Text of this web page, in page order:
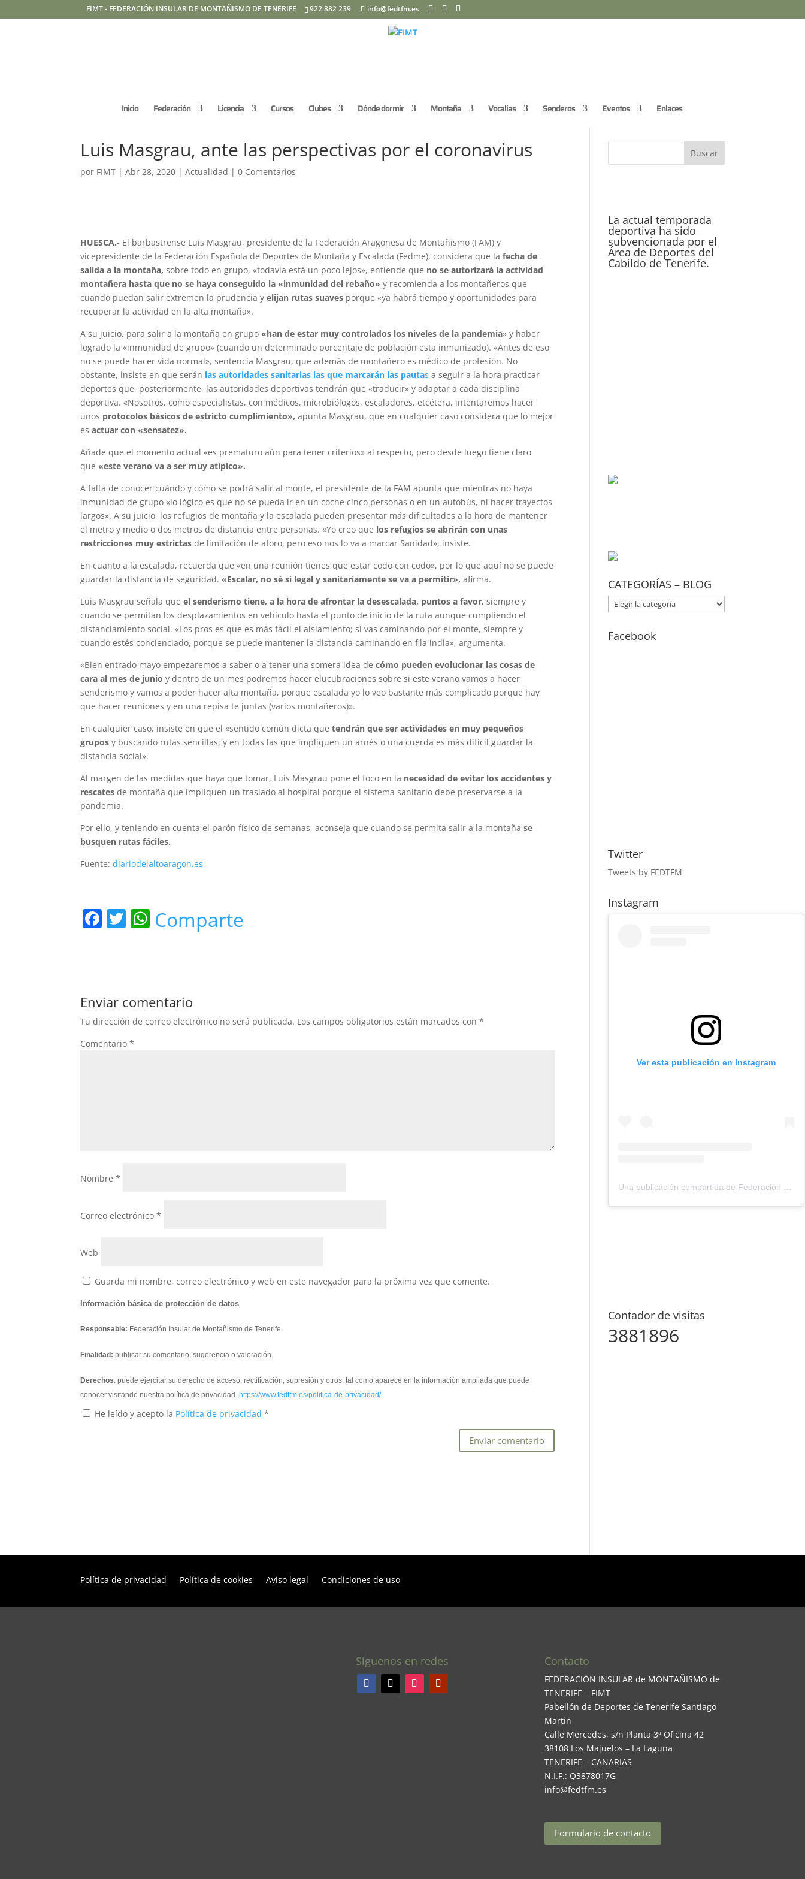
FIMT - FEDERACIÓN INSULAR DE MONTAÑISMO DE TENERIFE 922 882 239 info@fedtfm.es
Inicio Federación Licencia Cursos Clubes Dónde dormir Montaña Vocalías Senderos Eventos Enlaces
Luis Masgrau, ante las perspectivas por el coronavirus
por FIMT |Abr 28, 2020 |Actualidad |0 Comentarios
HUESCA.- El barbastrense Luis Masgrau, presidente de la Federación Aragonesa de Montañismo (FAM) y
vicepresidente de la Federación Española de Deportes de Montaña y Escalada (Fedme), considera que lafecha de
salida a la montaña, sobre todo en grupo, «todavía está un poco lejos», entiende que no se autorizará la actividad
montañera hasta que no se haya conseguido la «inmunidad del rebaño» y recomienda a los montañeros que
cuando puedan salir extremen la prudencia y elijan rutas suaves porque «ya habrá tiempo y oportunidades para
recuperar la actividad en la alta montaña».
A su juicio, para salir a la montaña en grupo «han de estar muy controlados los niveles de la pandemia» y haber
logrado la «inmunidad de grupo» (cuando un determinado porcentaje de población esta inmunizado). «Antes de eso
no se puede hacer vida normal», sentencia Masgrau, que además de montañero es médico de profesión. No
obstante, insiste en que serán las autoridades sanitarias las que marcarán las pautas a seguir a la hora practicar
deportes que, posteriormente, las autoridades deportivas tendrán que «traducir» y adaptar a cada disciplina
deportiva. «Nosotros, como especialistas, con médicos, microbiólogos, escaladores, etcétera, intentaremos hacer
unos protocolos básicos de estricto cumplimiento», apunta Masgrau, que en cualquier caso considera que lo mejor
es actuar con «sensatez».
Añade que el momento actual «es prematuro aún para tener criterios» al respecto, pero desde luego tiene claro
que «este verano va a ser muy atípico».
A falta de conocer cuándo y cómo se podrá salir al monte, el presidente de la FAM apunta que mientras no haya
inmunidad de grupo «lo lógico es que no se pueda ir en un coche cinco personas o en un autobús, ni hacer trayectos
largos». A su juicio, los refugios de montaña y la escalada pueden presentar más dificultades a la hora de mantener
el metro y medio o dos metros de distancia entre personas. «Yo creo que los refugios se abrirán con unas
restricciones muy estrictas de limitación de aforo, pero eso nos lo va a marcar Sanidad», insiste.
En cuanto a la escalada, recuerda que «en una reunión tienes que estar codo con codo», por lo que aquí no se puede
guardar la distancia de seguridad. «Escalar, no sé si legal y sanitariamente se va a permitir», afirma.
Luis Masgrau señala queel senderismo tiene, a la hora de afrontar la desescalada, puntos a favor, siempre y
cuando se permitan los desplazamientos en vehículo hasta el punto de inicio de la ruta aunque cumpliendo el
distanciamiento social. «Los pros es que es más fácil el aislamiento; si vas caminando por el monte, siempre y
cuando estés concienciado, porque se puede mantener la distancia caminando en fila india», argumenta.
«Bien entrado mayo empezaremos a saber o a tener una somera idea decómo pueden evolucionar las cosas de
cara al mes de junioy dentro de un mes podremos hacer elucubraciones sobre si este verano vamos a hacer
senderismo y vamos a poder hacer alta montaña, porque escalada yo lo veo bastante más complicado porque hay
que hacer reuniones y en una repisa te juntas (varios montañeros)».
En cualquier caso, insiste en que el «sentido común dicta que tendrán que ser actividades en muy pequeños
grupos y buscando rutas sencillas; y en todas las que impliquen un arnés o una cuerda es más difícil guardar la
distancia social».
Al margen de las medidas que haya que tomar, Luis Masgrau pone el foco en la necesidad de evitar los accidentes y
rescates de montaña que impliquen un traslado al hospital porque el sistema sanitario debe preservarse a la
pandemia.
Por ello, y teniendo en cuenta el parón físico de semanas, aconseja que cuando se permita salir a la montañase
busquen rutas fáciles.
Fuente:diariodelaltoaragon.es
F
b
o
o
k
T W
A
p
p
Comparte
Enviar comentario
Tu dirección de correo electrónico no será publicada. Los campos obligatorios están marcados con*
Comentario*
Nombre*
Correo electrónico*
Web
Guarda mi nombre, correo electrónico y web en este navegador para la próxima vez que comente.
Información básica de protección de datos
Responsable: Federación Insular de Montañismo de Tenerife.
Finalidad: publicar su comentario, sugerencia o valoración.
Derechos: puede ejercitar su derecho de acceso, rectificación, supresión y otros, tal como aparece en la información ampliada que puede
conocer visitando nuestra política de privacidad. https://www.fedtfm.es/politica-de-privacidad/
He leído y acepto la Política de privacidad*
La actual temporada
deportiva ha sido
subvencionada por el
Área de Deportes del
Cabildo de Tenerife.
CATEGORÍAS – BLOG
CATEGORÍAS
–
BLOG
Facebook
Twitter
Tweets by FEDTFM
Instagram
Ver esta publicación en Instagram
Contador de visitas
3881896
Política de privacidad Política de cookies Aviso legal Condiciones de uso
Síguenos en redes Contacto
FEDERACIÓN INSULAR de MONTAÑISMO de
TENERIFE – FIMT
Pabellón de Deportes de Tenerife Santiago
Martin
Calle Mercedes, s/n Planta 3ª Oficina 42
38108 Los Majuelos – La Laguna
TENERIFE – CANARIAS
N.I.F.: Q3878017G
info@fedtfm.es
Formulario de contacto